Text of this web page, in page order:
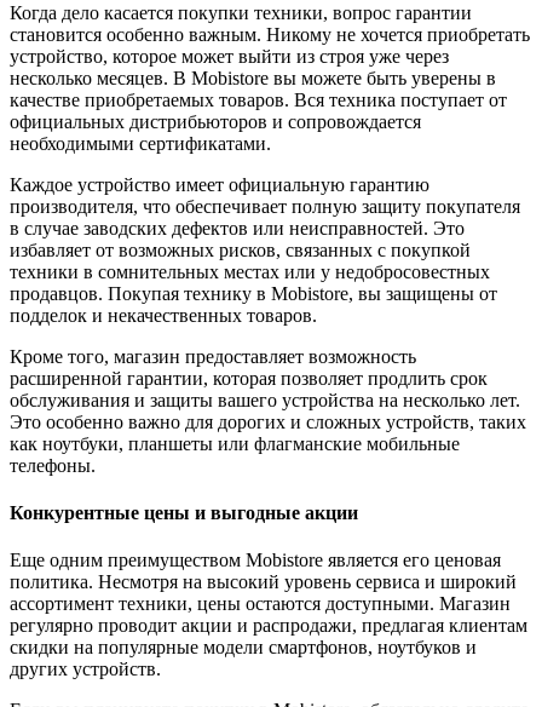
Когда дело касается покупки техники, вопрос гарантии
становится особенно важным. Никому не хочется приобретать
устройство, которое может выйти из строя уже через
несколько месяцев. В Mobistore вы можете быть уверены в
качестве приобретаемых товаров. Вся техника поступает от
официальных дистрибьюторов и сопровождается
необходимыми сертификатами.
Каждое устройство имеет официальную гарантию
производителя, что обеспечивает полную защиту покупателя
в случае заводских дефектов или неисправностей. Это
избавляет от возможных рисков, связанных с покупкой
техники в сомнительных местах или у недобросовестных
продавцов. Покупая технику в Mobistore, вы защищены от
подделок и некачественных товаров.
Кроме того, магазин предоставляет возможность
расширенной гарантии, которая позволяет продлить срок
обслуживания и защиты вашего устройства на несколько лет.
Это особенно важно для дорогих и сложных устройств, таких
как ноутбуки, планшеты или флагманские мобильные
телефоны.
Конкурентные цены и выгодные акции
Еще одним преимуществом Mobistore является его ценовая
политика. Несмотря на высокий уровень сервиса и широкий
ассортимент техники, цены остаются доступными. Магазин
регулярно проводит акции и распродажи, предлагая клиентам
скидки на популярные модели смартфонов, ноутбуков и
других устройств.